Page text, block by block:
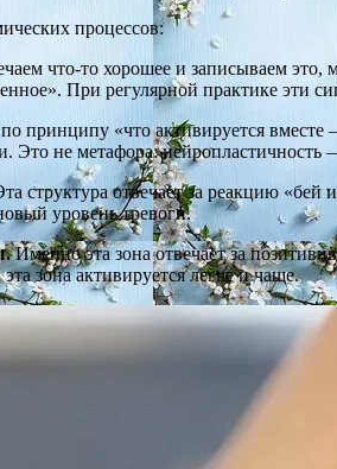
процессов:
что-то хорошее и записываем
При регулярной практике эти
принципу «что активируется
Это не метафора:
структура отвечает за реакцию
уровень тревоги.
Именно эта зона отвечает за
зона активируется легче и чаще.